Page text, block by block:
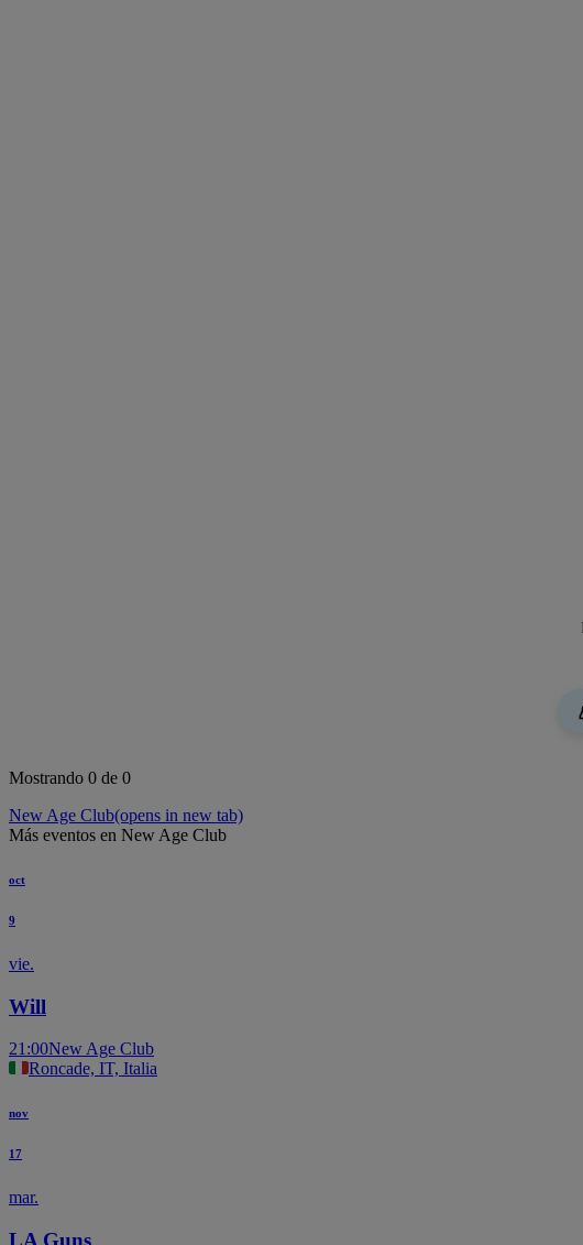
Mostrando 0 de 0
New Age Club(opens in new tab)
Más eventos en New Age Club
oct
9
vie.
Will
21:00New Age Club
Roncade, IT, Italia
nov
17
mar.
LA Guns